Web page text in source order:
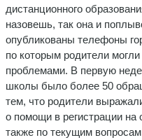
дистанционного
назовешь, так она и
опубликованы телефоны
по которым родители
проблемами. В первую
школы было более 50
тем, что родители
о помощи в регистрации
также по текущим